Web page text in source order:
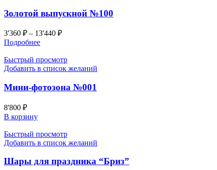
Золотой выпускной №100
3'360 ₽ – 13'440 ₽
Подробнее
Быстрый просмотр
Добавить в список желаний
Мини-фотозона №001
8'800 ₽
В корзину
Быстрый просмотр
Добавить в список желаний
Шары для праздника “Бриз”